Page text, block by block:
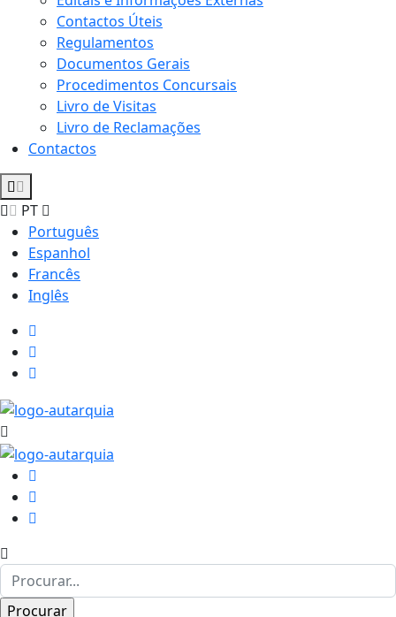
Contactos Úteis
Regulamentos
Documentos Gerais
Procedimentos Concursais
Livro de Visitas
Livro de Reclamações
Contactos
PT
Português
Espanhol
Francês
Inglês